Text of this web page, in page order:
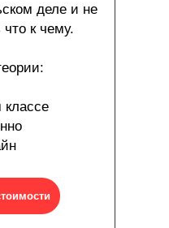
деле и не
к чему.